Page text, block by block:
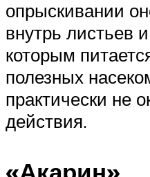
опрыскивании
внутрь листьев
которым
полезных
практически не
действия.